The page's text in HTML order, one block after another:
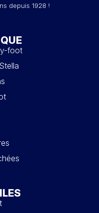
depuis 1928 !
foot